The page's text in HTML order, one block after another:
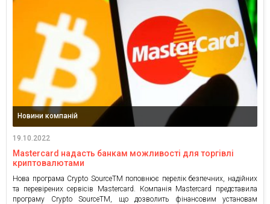
Новини компаній
19.10.2022
Mastercard надасть банкам можливості для торгівлі
криптовалютами
Нова програма Crypto SourceTM поповнює перелік безпечних, надійних
та перевірених сервісів Mastercard. Компанія Mastercard представила
програму Crypto SourceTM, що дозволить фінансовим установам